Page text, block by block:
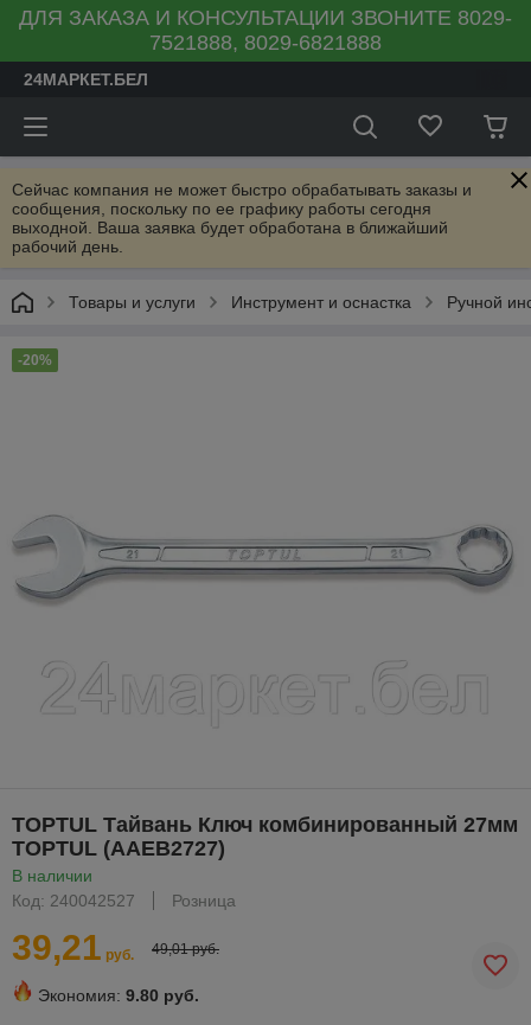
ДЛЯ ЗАКАЗА И КОНСУЛЬТАЦИИ ЗВОНИТЕ 8029-
7521888, 8029-6821888
24МАРКЕТ.БЕЛ
Сейчас компания не может быстро обрабатывать заказы и
сообщения, поскольку по ее графику работы сегодня
выходной. Ваша заявка будет обработана в ближайший
рабочий день.
Товары и услуги Инструмент и оснастка Ручной
-20%
TOPTUL Тайвань Ключ комбинированный 27мм
TOPTUL (AAEB2727)
В наличии
Код: 240042527
Розница
39,21 руб. 49,01 руб.
Экономия: 9.80 руб.